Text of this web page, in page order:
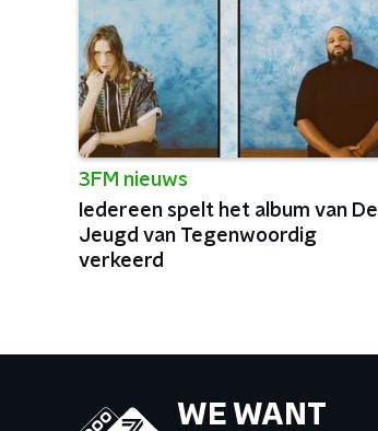
3FM nieuws
Iedereen spelt het album van De
Jeugd van Tegenwoordig
verkeerd
WE WANT